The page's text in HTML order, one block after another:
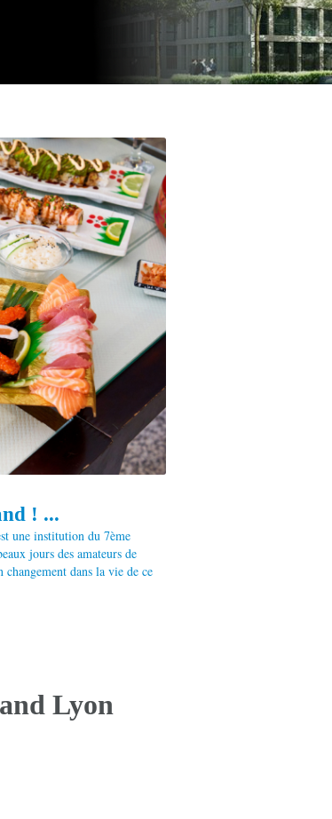
! ...
une institution du 7ème
jours des amateurs de
dans la vie de ce
Lyon